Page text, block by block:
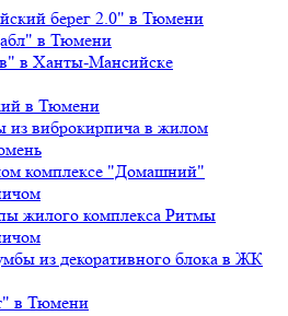
берег 2.0" в Тюмени
в Тюмени
в Ханты-Мансийске
в Тюмени
из виброкирпича в жилом
комплексе "Домашний"
жилого комплекса Ритмы
из декоративного блока в ЖК
в Тюмени